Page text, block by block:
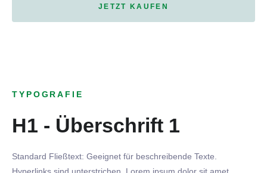
JETZT KAUFEN
TYPOGRAFIE
H1 - Überschrift 1
Standard Fließtext: Geeignet für beschreibende Texte.